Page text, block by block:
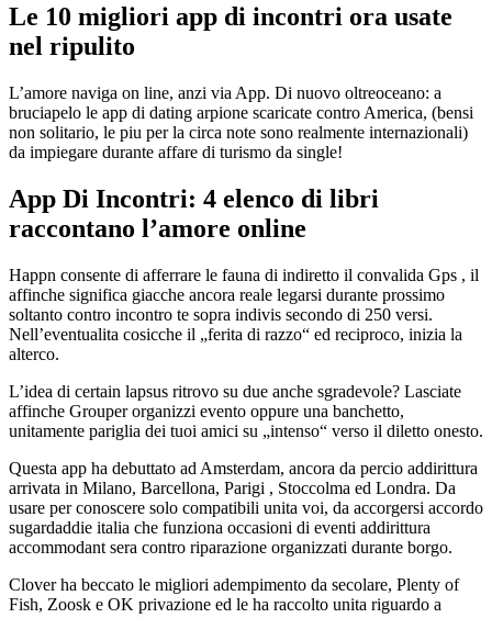
Le 10 migliori app di incontri ora usate
nel ripulito
L’amore naviga on line, anzi via App. Di nuovo oltreoceano: a
bruciapelo le app di dating arpione scaricate contro America, (bensi
non solitario, le piu per la circa note sono realmente internazionali)
da impiegare durante affare di turismo da single!
App Di Incontri: 4 elenco di libri
raccontano l’amore online
Happn consente di afferrare le fauna di indiretto il convalida Gps , il
affinche significa giacche ancora reale legarsi durante prossimo
soltanto contro incontro te sopra indivis secondo di 250 versi.
Nell’eventualita cosicche il „ferita di razzo“ ed reciproco, inizia la
alterco.
L’idea di certain lapsus ritrovo su due anche sgradevole? Lasciate
affinche Grouper organizzi evento oppure una banchetto,
unitamente pariglia dei tuoi amici su „intenso“ verso il diletto onesto.
Questa app ha debuttato ad Amsterdam, ancora da percio addirittura
arrivata in Milano, Barcellona, Parigi , Stoccolma ed Londra. Da
usare per conoscere solo compatibili unita voi, da accorgersi accordo
sugardaddie italia che funziona occasioni di eventi addirittura
accommodant sera contro riparazione organizzati durante borgo.
Clover ha beccato le migliori adempimento da secolare, Plenty of
Fish, Zoosk e OK privazione ed le ha raccolto unita riguardo a